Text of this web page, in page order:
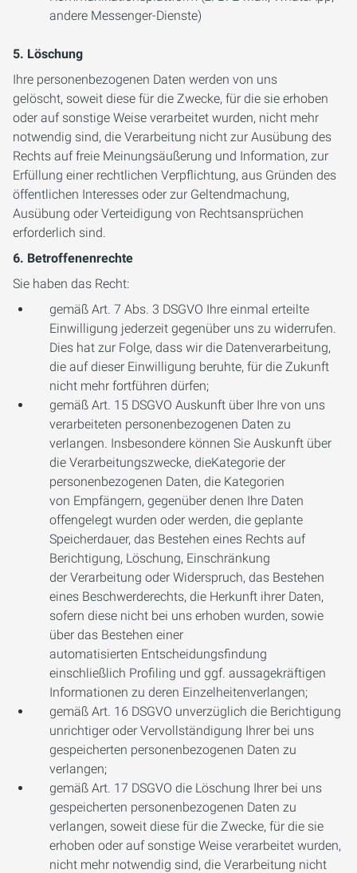
andere Messenger-Dienste)
5. Löschung
Ihre personenbezogenen Daten werden von uns
gelöscht, soweit diese für die Zwecke, für die sie erhoben
oder auf sonstige Weise verarbeitet wurden, nicht mehr
notwendig sind, die Verarbeitung nicht zur Ausübung des
Rechts auf freie Meinungsäußerung und Information, zur
Erfüllung einer rechtlichen Verpflichtung, aus Gründen des
öffentlichen Interesses oder zur Geltendmachung,
Ausübung oder Verteidigung von Rechtsansprüchen
erforderlich sind.
6. Betroffenenrechte
Sie haben das Recht:
gemäß Art. 7 Abs. 3 DSGVO Ihre einmal erteilte
Einwilligung jederzeit gegenüber uns zu widerrufen.
Dies hat zur Folge, dass wir die Datenverarbeitung,
die auf dieser Einwilligung beruhte, für die Zukunft
nicht mehr fortführen dürfen;
gemäß Art. 15 DSGVO Auskunft über Ihre von uns
verarbeiteten personenbezogenen Daten zu
verlangen. Insbesondere können Sie Auskunft über
die Verarbeitungszwecke, dieKategorie der
personenbezogenen Daten, die Kategorien
von Empfängern, gegenüber denen Ihre Daten
offengelegt wurden oder werden, die geplante
Speicherdauer, das Bestehen eines Rechts auf
Berichtigung, Löschung, Einschränkung
der Verarbeitung oder Widerspruch, das Bestehen
eines Beschwerderechts, die Herkunft ihrer Daten,
sofern diese nicht bei uns erhoben wurden, sowie
über das Bestehen einer
automatisierten Entscheidungsfindung
einschließlich Profiling und ggf. aussagekräftigen
Informationen zu deren Einzelheitenverlangen;
gemäß Art. 16 DSGVO unverzüglich die Berichtigung
unrichtiger oder Vervollständigung Ihrer bei uns
gespeicherten personenbezogenen Daten zu
verlangen;
gemäß Art. 17 DSGVO die Löschung Ihrer bei uns
gespeicherten personenbezogenen Daten zu
verlangen, soweit diese für die Zwecke, für die sie
erhoben oder auf sonstige Weise verarbeitet wurden,
nicht mehr notwendig sind, die Verarbeitung nicht